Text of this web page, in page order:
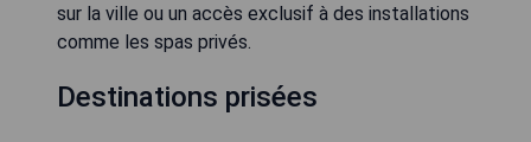
sur la ville ou un accès exclusif à des installations
comme les spas privés.
Destinations prisées